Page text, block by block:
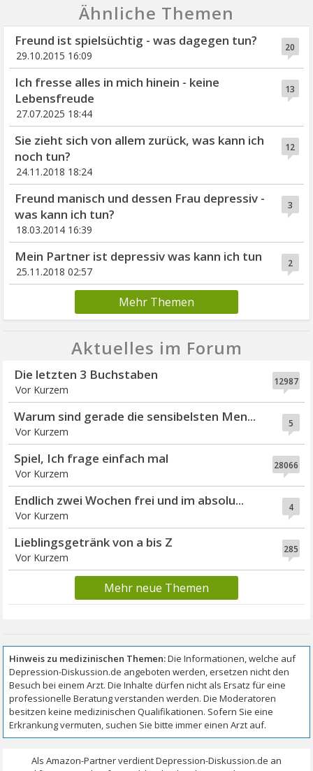
Ähnliche Themen
20
Freund ist spielsüchtig - was dagegen tun?
29.10.2015 16:09
13
Ich fresse alles in mich hinein - keine
Lebensfreude
27.07.2025 18:44
12
Sie zieht sich von allem zurück, was kann ich
noch tun?
24.11.2018 18:24
3
Freund manisch und dessen Frau depressiv -
was kann ich tun?
18.03.2014 16:39
2
Mein Partner ist depressiv was kann ich tun
25.11.2018 02:57
Mehr Themen
Aktuelles im Forum
12987
Die letzten 3 Buchstaben
Vor Kurzem
5
Warum sind gerade die sensibelsten Men...
Vor Kurzem
28066
Spiel, Ich frage einfach mal
Vor Kurzem
4
Endlich zwei Wochen frei und im absolu...
Vor Kurzem
285
Lieblingsgetränk von a bis Z
Vor Kurzem
Mehr neue Themen